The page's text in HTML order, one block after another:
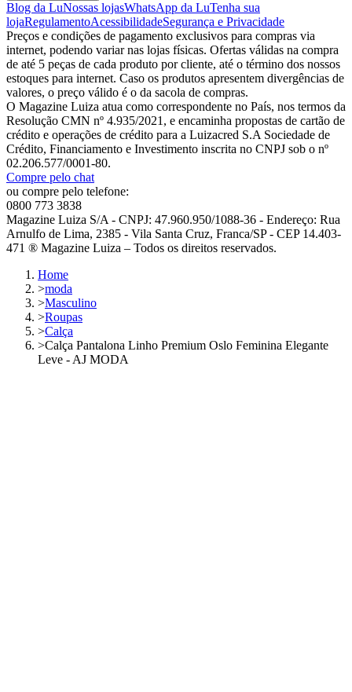
Blog da LuNossas lojasWhatsApp da LuTenha sua
lojaRegulamentoAcessibilidadeSegurança e Privacidade
Preços e condições de pagamento exclusivos para compras via
internet, podendo variar nas lojas físicas. Ofertas válidas na compra
de até 5 peças de cada produto por cliente, até o término dos nossos
estoques para internet. Caso os produtos apresentem divergências de
valores, o preço válido é o da sacola de compras.
O Magazine Luiza atua como correspondente no País, nos termos da
Resolução CMN nº 4.935/2021, e encaminha propostas de cartão de
crédito e operações de crédito para a Luizacred S.A Sociedade de
Crédito, Financiamento e Investimento inscrita no CNPJ sob o nº
02.206.577/0001-80.
Compre pelo chat
ou compre pelo telefone:
0800 773 3838
Magazine Luiza S/A - CNPJ: 47.960.950/1088-36 - Endereço: Rua
Arnulfo de Lima, 2385 - Vila Santa Cruz, Franca/SP - CEP 14.403-
471 ® Magazine Luiza – Todos os direitos reservados.
Home
>moda
>Masculino
>Roupas
>Calça
>Calça Pantalona Linho Premium Oslo Feminina Elegante
Leve - AJ MODA